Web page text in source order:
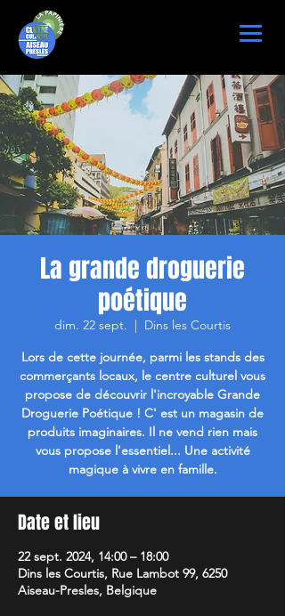
La grande droguerie
poétique
dim. 22 sept.
  |
Dins les Courtis
Lors de cette journée, parmi les stands des
commerçants locaux, le centre culturel vous
propose de découvrir l'incroyable Grande
Droguerie Poétique ! C' est un magasin de
produits imaginaires. Il ne vend rien mais
vous propose l'essentiel... Une activité
magique à vivre en famille.
Date et lieu
22 sept. 2024, 14:00 – 18:00
Dins les Courtis, Rue Lambot 99, 6250
Aiseau-Presles, Belgique